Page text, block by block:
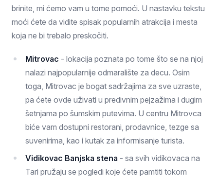
brinite, mi ćemo vam u tome pomoći. U nastavku tekstu
moći ćete da vidite spisak popularnih atrakcija i mesta
koja ne bi trebalo preskočiti.
Mitrovac - lokacija poznata po tome što se na njoj
nalazi najpopularnije odmaralište za decu. Osim
toga, Mitrovac je bogat sadržajima za sve uzraste,
pa ćete ovde uživati u predivnim pejzažima i dugim
šetnjama po šumskim putevima. U centru Mitrovca
biće vam dostupni restorani, prodavnice, tezge sa
suvenirima, kao i kutak za informisanje turista.
Vidikovac Banjska stena - sa svih vidikovaca na
Tari pružaju se pogledi koje ćete pamtiti tokom